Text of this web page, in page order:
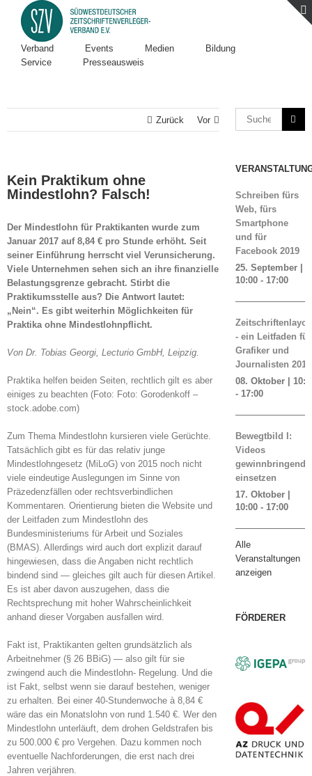
Verband Events Medien
Bildung
Service
Presseausweis
Zurück Vor
Kein Praktikum ohne
Mindestlohn? Falsch!
Der Mindestlohn für Praktikanten wurde zum
Januar 2017 auf 8,84 € pro Stunde erhöht. Seit
seiner Einführung herrscht viel Verunsicherung.
Viele Unternehmen sehen sich an ihre finanzielle
Belastungsgrenze gebracht. Stirbt die
Praktikumsstelle aus? Die Antwort lautet:
„Nein“. Es gibt weiterhin Möglichkeiten für
Praktika ohne Mindestlohnpflicht.
Von Dr. Tobias Georgi, Lecturio GmbH, Leipzig.
Praktika helfen beiden Seiten, rechtlich gilt es aber
einiges zu beachten (Foto: Foto: Gorodenkoff –
stock.adobe.com)
Zum Thema Mindestlohn kursieren viele Gerüchte.
Tatsächlich gibt es für das relativ junge
Mindestlohngesetz (MiLoG) von 2015 noch nicht
viele eindeutige Auslegungen im Sinne von
Präzedenzfällen oder rechtsverbindlichen
Kommentaren. Orientierung bieten die Website und
der Leitfaden zum Mindestlohn des
Bundesministeriums für Arbeit und Soziales
(BMAS). Allerdings wird auch dort explizit darauf
hingewiesen, dass die Angaben nicht rechtlich
bindend sind — gleiches gilt auch für diesen Artikel.
Es ist aber davon auszugehen, dass die
Rechtsprechung mit hoher Wahrscheinlichkeit
anhand dieser Vorgaben ausfallen wird.
Fakt ist, Praktikanten gelten grundsätzlich als
Arbeitnehmer (§ 26 BBiG) — also gilt für sie
zwingend auch die Mindestlohn- Regelung. Und die
ist Fakt, selbst wenn sie darauf bestehen, weniger
zu erhalten. Bei einer 40-Stundenwoche à 8,84 €
wäre das ein Monatslohn von rund 1.540 €. Wer den
Mindestlohn unterläuft, dem drohen Geldstrafen bis
zu 500.000 € pro Vergehen. Dazu kommen noch
eventuelle Nachforderungen, die erst nach drei
Jahren verjähren.
Schreiben fürs
Web, fürs
Smartphone
und für
Facebook 2019
25. September |
10:00- 17:00
- ein Leitfaden für
Grafiker und
Journalisten 2019
08. Oktober |
- 17:00
Bewegtbild I:
Videos
gewinnbringend
einsetzen
17. Oktober |
10:00- 17:00
Alle
Veranstaltungen
anzeigen
FÖRDERER